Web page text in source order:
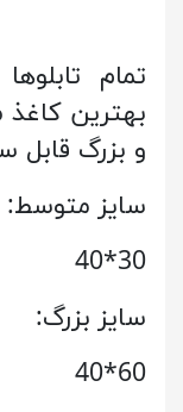
تمام
و بزرگ قابل
سایز متوسط:
30*40
سایز بزرگ:
60*40